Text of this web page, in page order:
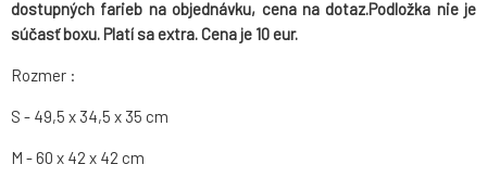
dostupných farieb na objednávku, cena na dotaz.Podložka nie je
súčasť boxu. Platí sa extra. Cena je 10 eur.
Rozmer :
S - 49,5 x 34,5 x 35 cm
M - 60 x 42 x 42 cm